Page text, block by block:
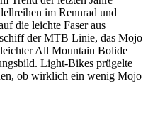
im Rennrad und
die leichte Faser aus
der MTB Linie, das Mojo
All Mountain Bolide
Light-Bikes prügelte
ob wirklich ein wenig Mojo